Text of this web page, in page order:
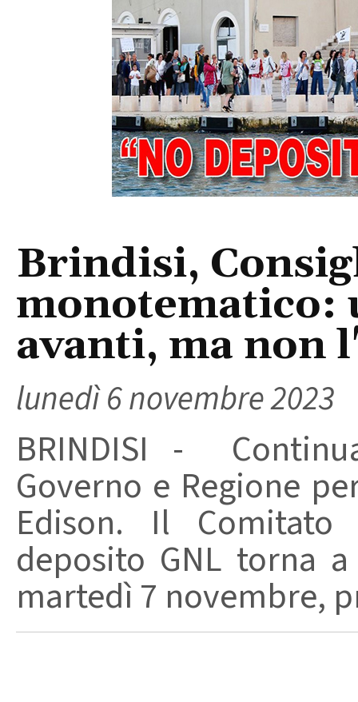
Brindisi,
monotematico:
avanti, ma non
lunedì 6 novembre 2023
BRINDISI -
Governo e Regione
Edison. Il
deposito GNL torna
martedì 7 novembre,